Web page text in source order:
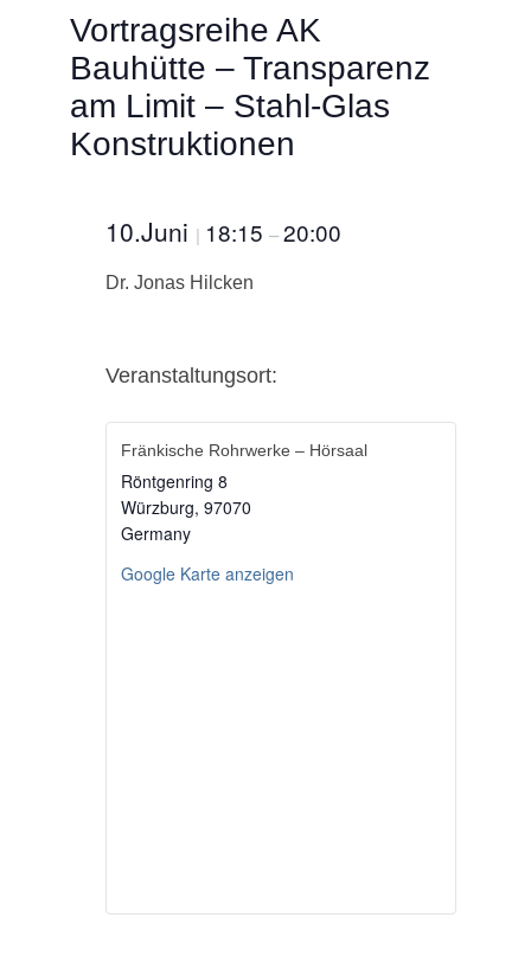
Vortragsreihe AK
Bauhütte – Transparenz
am Limit – Stahl-Glas
Konstruktionen
10.Juni | 18:15 –20:00
Dr. Jonas Hilcken
Veranstaltungsort:
Fränkische Rohrwerke – Hörsaal
Röntgenring 8
Würzburg, 97070
Germany
Google Karte anzeigen